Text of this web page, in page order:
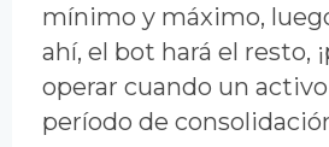
mínimo y máximo,
ahí, el bot hará el resto,
operar cuando un
período de